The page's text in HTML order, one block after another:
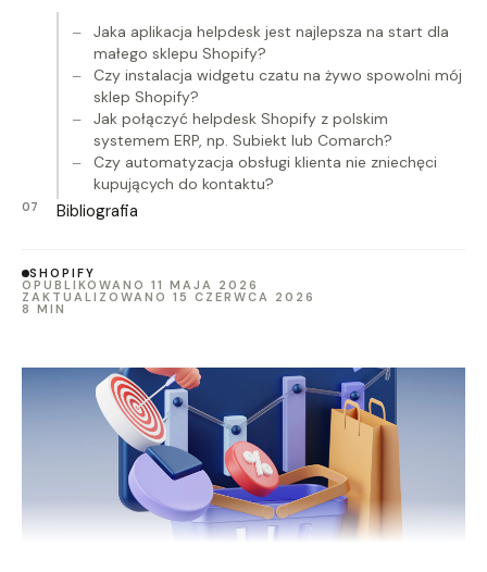
Jaka aplikacja helpdesk jest najlepsza na start dla
małego sklepu Shopify?
Czy instalacja widgetu czatu na żywo spowolni mój
sklep Shopify?
Jak połączyć helpdesk Shopify z polskim
systemem ERP, np. Subiekt lub Comarch?
Czy automatyzacja obsługi klienta nie zniechęci
kupujących do kontaktu?
Bibliografia
SHOPIFY
OPUBLIKOWANO 11 MAJA 2026
ZAKTUALIZOWANO 15 CZERWCA 2026
8 MIN